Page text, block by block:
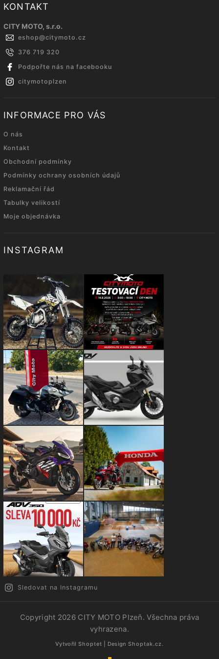
KONTAKT
CITY MOTO, s.r.o.
eshop@citymoto.cz
376 719 320
Podpořte nás na facebooku
citymotoplzen
INFORMACE PRO VÁS
O nás
Kontakt
Obchodní podmínky
Podmínky ochrany osobních údajů
Reklamační řád
Tabulky velikostí
Moje objednávka
INSTAGRAM
Sledovat na Instagramu
Copyright 2026 CITY MOTO Plzeň. Všechna práva
vyhrazena.
Vytvořil Shoptet | Design Shoptak.cz.